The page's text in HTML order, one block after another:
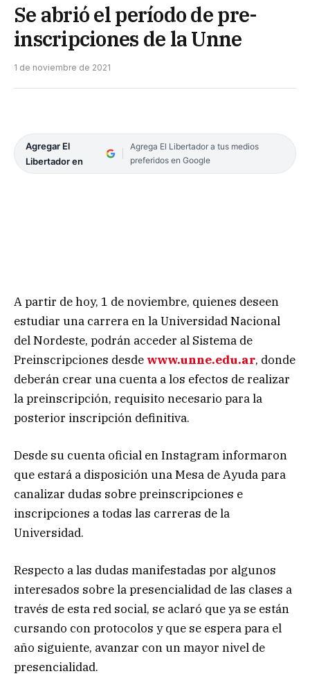
Se abrió el período de pre-
inscripciones de la Unne
1 de noviembre de 2021
Agregar El
Libertador en
Agrega El Libertador a tus medios
preferidos en Google
A partir de hoy, 1 de noviembre, quienes deseen
estudiar una carrera en la Universidad Nacional
del Nordeste, podrán acceder al Sistema de
Preinscripciones desde www.unne.edu.ar, donde
deberán crear una cuenta a los efectos de realizar
la preinscripción, requisito necesario para la
posterior inscripción definitiva.
Desde su cuenta oficial en Instagram informaron
que estará a disposición una Mesa de Ayuda para
canalizar dudas sobre preinscripciones e
inscripciones a todas las carreras de la
Universidad.
Respecto a las dudas manifestadas por algunos
interesados sobre la presencialidad de las clases a
través de esta red social, se aclaró que ya se están
cursando con protocolos y que se espera para el
año siguiente, avanzar con un mayor nivel de
presencialidad.